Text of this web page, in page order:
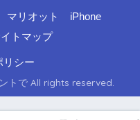
マリオット
iPhone
トマップ
リシー
トで All rights reserved.